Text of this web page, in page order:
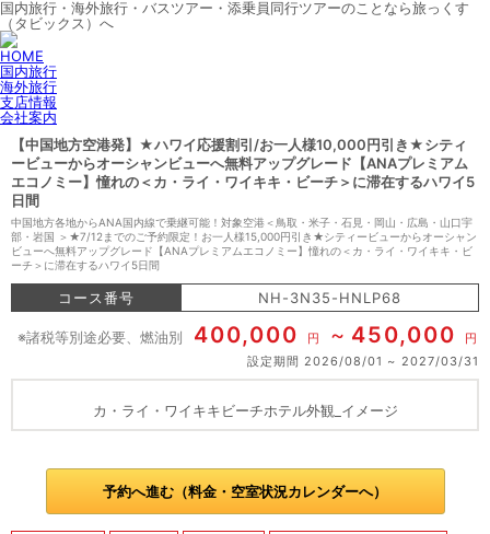
国内旅行・海外旅行・バスツアー・添乗員同行ツアーのことなら旅っくす
（タビックス）へ
HOME
国内旅行
海外旅行
支店情報
会社案内
【中国地方空港発】★ハワイ応援割引/お一人様10,000円引き★シティ
ービューからオーシャンビューへ無料アップグレード【ANAプレミアム
エコノミー】憧れの＜カ・ライ・ワイキキ・ビーチ＞に滞在するハワイ5
日間
中国地方各地からANA国内線で乗継可能！対象空港＜鳥取・米子・石見・岡山・広島・山口宇
部・岩国 ＞★7/12までのご予約限定！お一人様15,000円引き★シティービューからオーシャン
ビューへ無料アップグレード【ANAプレミアムエコノミー】憧れの＜カ・ライ・ワイキキ・ビ
ーチ＞に滞在するハワイ5日間
コース番号 NH-3N35-HNLP68
※諸税等別途必要、燃油別 400,000 円 450,000
円
設定期間 2026/08/01 2027/03/31
カ・ライ・ワイキキビーチホテル外観_イメージ
予約へ進む（料金・空室状況カレンダーへ）